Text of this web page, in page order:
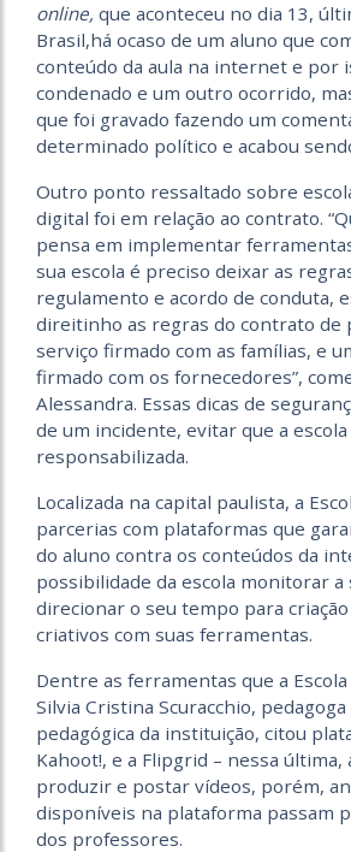
online, que aconteceu no dia 13,
Brasil,há ocaso de um aluno que
conteúdo da aula na internet e por
condenado e um outro ocorrido,
que foi gravado fazendo um
determinado político e acabou
Outro ponto ressaltado sobre
digital foi em relação ao contrato.
pensa em implementar
sua escola é preciso deixar as
regulamento e acordo de conduta,
direitinho as regras do contrato de
serviço firmado com as famílias, e
firmado com os fornecedores”,
Alessandra. Essas dicas de
de um incidente, evitar que a escola
responsabilizada.
Localizada na capital paulista, a
parcerias com plataformas que
do aluno contra os conteúdos da
possibilidade da escola monitorar a
direcionar o seu tempo para
criativos com suas ferramentas.
Dentre as ferramentas que a
Silvia Cristina Scuracchio,
pedagógica da instituição, citou
Kahoot!, e a Flipgrid – nessa última,
produzir e postar vídeos, porém,
disponíveis na plataforma passam
dos professores.